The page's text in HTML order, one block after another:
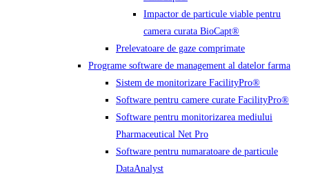
Impactor de particule viable pentru
camera curata BioCapt®
Prelevatoare de gaze comprimate
Programe software de management al datelor farma
Sistem de monitorizare FacilityPro®
Software pentru camere curate FacilityPro®
Software pentru monitorizarea mediului
Pharmaceutical Net Pro
Software pentru numaratoare de particule
DataAnalyst